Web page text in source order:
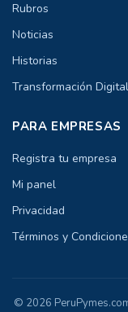
Rubros
Noticias
Historias
Transformación Digital
PARA EMPRESAS
Registra tu empresa
Mi panel
Privacidad
Términos y
© 2026